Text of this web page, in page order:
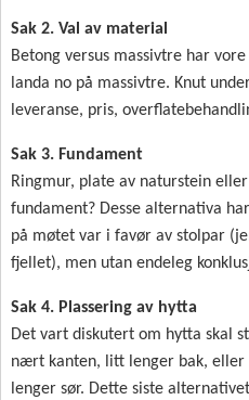
Sak 2. Val av material
Betong versus massivtre har
landa no på massivtre. Knut
leveranse, pris,
Sak 3. Fundament
Ringmur, plate av naturstein
fundament? Desse alternativa
på møtet var i favør av stolpar
fjellet), men utan endeleg
Sak 4. Plassering av hytta
Det vart diskutert om hytta skal
nært kanten, litt lenger bak, eller
lenger sør. Dette siste